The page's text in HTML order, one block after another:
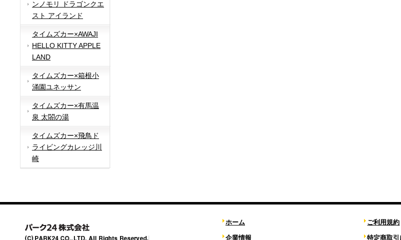
ンノモリ ドラゴンクエ
スト アイランド
タイムズカー×AWAJI
HELLO KITTY APPLE
LAND
タイムズカー×箱根小
涌園ユネッサン
タイムズカー×有馬温
泉 太閤の湯
タイムズカー×飛鳥ド
ライビングカレッジ川
崎
ホーム
企業情報
ご利用規約
特定商取